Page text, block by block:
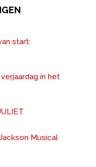
start:
in het
Musical